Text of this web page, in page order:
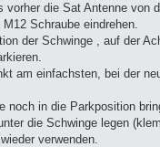
vorher die Sat Antenne von
Schraube eindrehen.
der Schwinge , auf der
am einfachsten, bei der
noch in die Parkposition
die Schwinge legen
verwenden.